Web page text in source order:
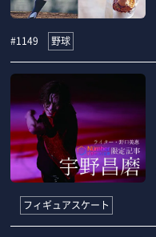
#1149 野球
フィギュアスケート